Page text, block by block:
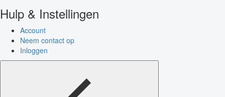
Hulp & Instellingen
Account
Neem contact op
Inloggen